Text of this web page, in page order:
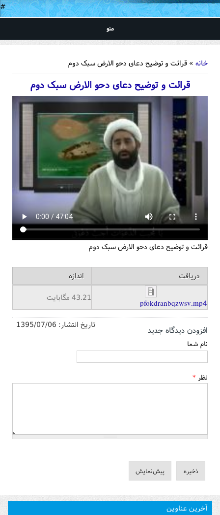
#
منو
خانه » قرائت و توضیح دعای دحو الارض سبک دوم
قرائت و توضیح دعای دحو الارض سبک دوم
قرائت و توضیح دعای دحو الارض سبک دوم
دریافت اندازه
pfokdranbqzwsv.mp4
43.21 مگابایت
تاریخ انتشار: 1395/07/06 افزودن دیدگاه جدید
نام شما
نظر *
آخرین عناوین